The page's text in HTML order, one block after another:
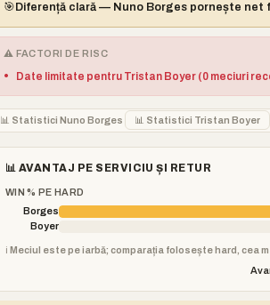
🎯 Diferență clară — Nuno Borges pornește net
⚠️ FACTORI DE RISC
• Date limitate pentru Tristan Boyer (0 meciuri
📊 Statistici Nuno Borges 📊 Statistici Tristan Boyer
📊 AVANTAJ PE SERVICIU ȘI RETUR
WIN % PE HARD
Borges
Boyer
ℹ️ Meciul este pe iarbă; comparația folosește hard, cea